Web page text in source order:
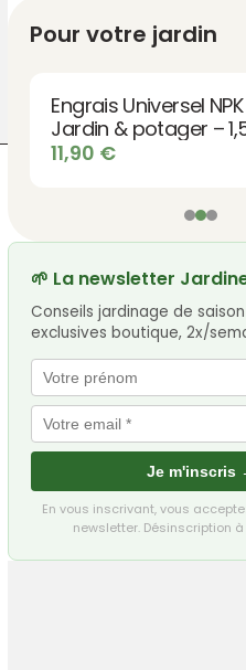
Pour votre jardin
Engrais Universel
Jardin & potager –
11,90 €
🌱 La newsletter
Conseils jardinage de
exclusives boutique, 2x/
Je m'inscris
En vous inscrivant, vous
newsletter. Désinscription